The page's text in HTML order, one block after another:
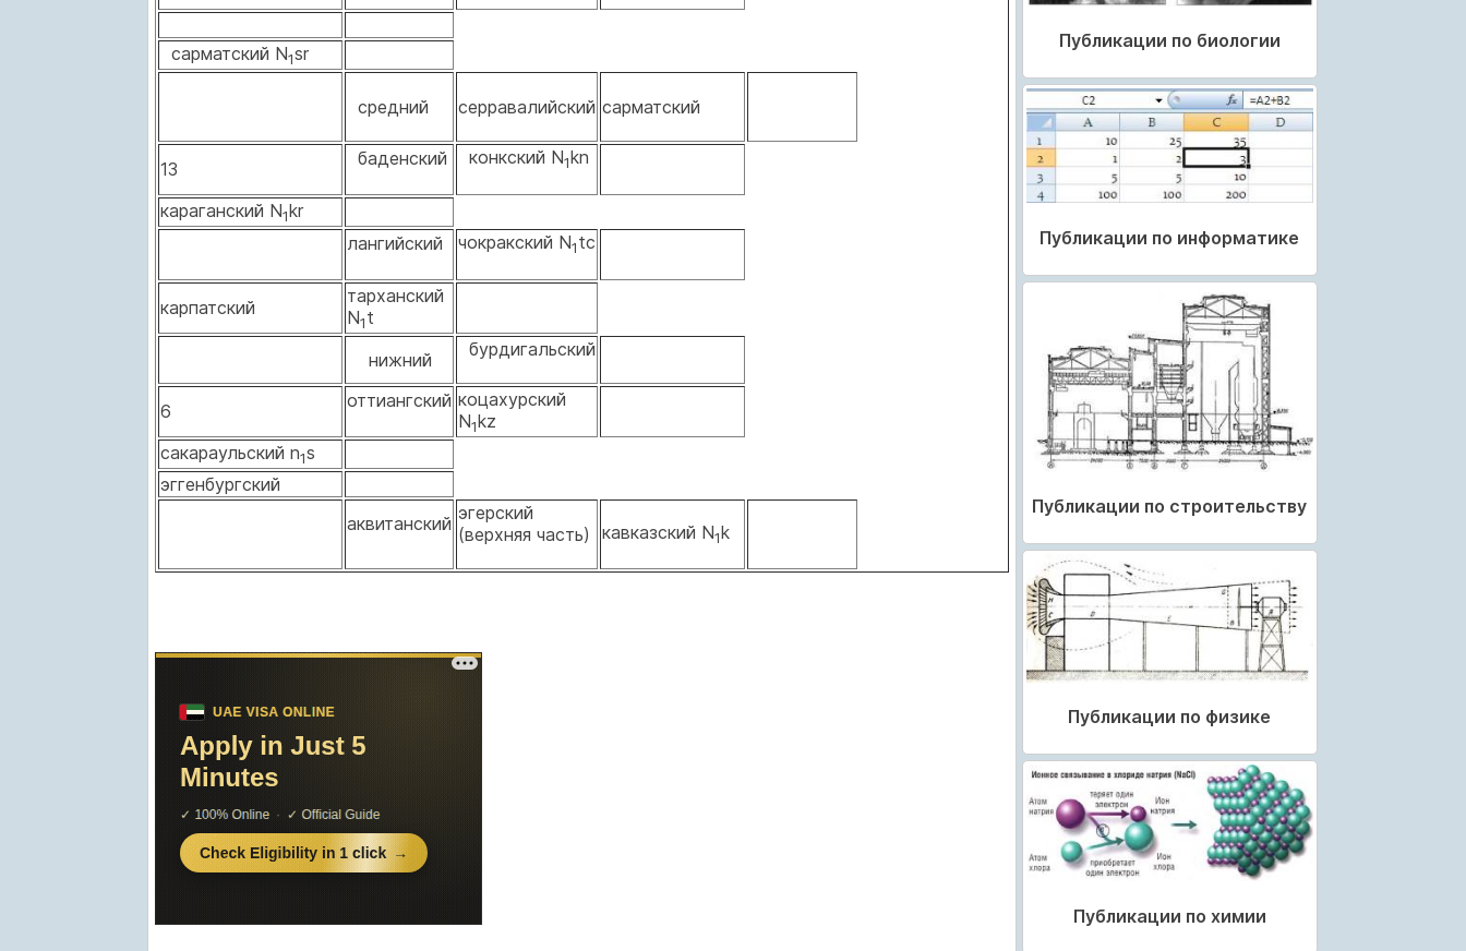
сарматский N1sr
средний серравалийский сарматский
13 баденский конкский N1kn
караганский N1kr
лангийский
чокракский N1tc
карпатский
тарханский
N1t
нижний
бурдигальский
6 оттиангский коцахурский
N1kz
сакараульский n1s
эггенбургский
аквитанский эгерский
(верхняя часть)
кавказский N1k
Публикации по биологии
Публикации по информатике
Публикации по строительству
Публикации по физике
Публикации по химии